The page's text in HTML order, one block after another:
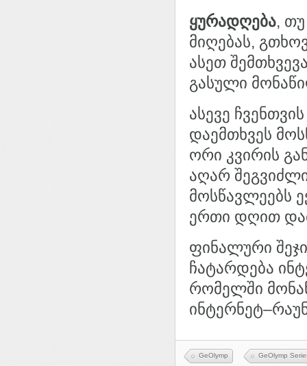
ყურადღება,
მიღებას,
ასეთ
გასული
ასევე
დაემთხვეს
ორი კვირის
აღარ
მოსწავლეებს
ერთი დღით
ფინალური
ჩატარდება
რომელში
GeOlymp GeOlymp